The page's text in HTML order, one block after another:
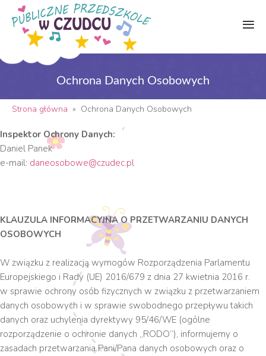
Ochrona Danych Osobowych
Strona główna » Ochrona Danych Osobowych
Inspektor Ochrony Danych:
Daniel Panek
e-mail: daneosobowe@czudec.pl
KLAUZULA INFORMACYJNA O PRZETWARZANIU DANYCH
OSOBOWYCH
W związku z realizacją wymogów Rozporządzenia Parlamentu
Europejskiego i Rady (UE) 2016/679 z dnia 27 kwietnia 2016 r.
w sprawie ochrony osób fizycznych w związku z przetwarzaniem
danych osobowych i w sprawie swobodnego przepływu takich
danych oraz uchylenia dyrektywy 95/46/WE (ogólne
rozporządzenie o ochronie danych „RODO”), informujemy o
zasadach przetwarzania Pani/Pana danych osobowych oraz o